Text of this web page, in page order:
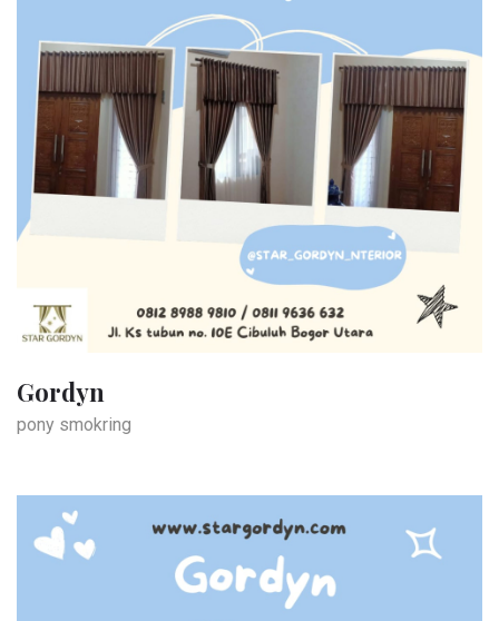
Gordyn
pony smokring